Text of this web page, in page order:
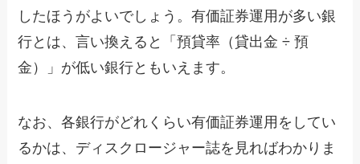
したほうがよいでしょう。有価証券運用が多い銀
行とは、言い換えると「預貸率（貸出金 ÷ 預
金）」が低い銀行ともいえます。
なお、各銀行がどれくらい有価証券運用をしてい
るかは、ディスクロージャー誌を見ればわかりま